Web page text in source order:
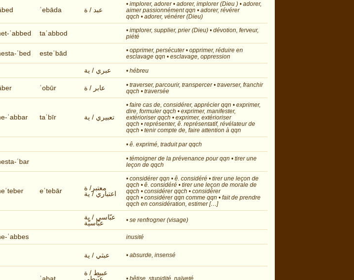
ʿebāda عبد / ة
• implorer, adorer • adorer, implorer (Dieu ) • adorer,
aimer passionnément qqn • adorer, révérer
qqch • adorer, vénérer (Dieu)
ʿabbed taʿabbod
• implorer, supplier, prier (Dieu) • dévotion, ferveur,
piété
ʿbed esteʿbād
• opprimer, persécuter • opprimer, réduire en
esclavage qqn • esclavage, oppression
عبري / ية • hébreu
ʿobūr عابر / ة
• traverser, parcourir, transpercer • traverser, franchir
qqch • traversée
ʿabbar taʿbīr تعبيري / ية
• faire cas de, considérer, apprécier qqn • exprimer,
dire, formuler qqch • exprimer, manifester,
extérioriser qqch • exprimer, extérioriser
qqch • représenter, ê. représentatif, révélateur de
qqch • tenir compte de, faire attention à qqn
• ê. exprimé, traduit par qqch
ʿbar
• témoigner de la prévenance pour qqn • tirer une
leçon de qqch
eʿtebār معتبر/ ة
اعتباري / ية
• considérer qqn • ê. considéré • tirer une leçon de
qqch • ê. considéré • tirer une leçon de morale de
qqch • considérer qqch • considérer
qqch • considérer qqn comme qqn • fait de prendre
qqch en considération, estimer […]
عبّاسي / ية
عبّاسيّة • se renfrogner (visage)
ʿabbes inusité
عبثي / ية • absurde, insensé
ʿabaṭ
عبيط / ة
عبّيطي • bêtise, stupidité, naïveté